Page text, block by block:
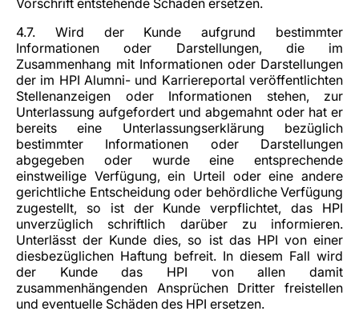
Vorschrift entstehende Schäden ersetzen.
4.7. Wird der Kunde aufgrund bestimmter
Informationen oder Darstellungen, die im
Zusammenhang mit Informationen oder Darstellungen
der im HPI Alumni- und Karriereportal veröffentlichten
Stellenanzeigen oder Informationen stehen, zur
Unterlassung aufgefordert und abgemahnt oder hat er
bereits eine Unterlassungserklärung bezüglich
bestimmter Informationen oder Darstellungen
abgegeben oder wurde eine entsprechende
einstweilige Verfügung, ein Urteil oder eine andere
gerichtliche Entscheidung oder behördliche Verfügung
zugestellt, so ist der Kunde verpflichtet, das HPI
unverzüglich schriftlich darüber zu informieren.
Unterlässt der Kunde dies, so ist das HPI von einer
diesbezüglichen Haftung befreit. In diesem Fall wird
der Kunde das HPI von allen damit
zusammenhängenden Ansprüchen Dritter freistellen
und eventuelle Schäden des HPI ersetzen.